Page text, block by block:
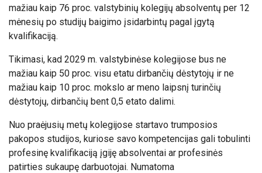
mažiau kaip 76 proc. valstybinių kolegijų absolventų per 12
mėnesių po studijų baigimo įsidarbintų pagal įgytą
kvalifikaciją.
Tikimasi, kad 2029 m. valstybinėse kolegijose bus ne
mažiau kaip 50 proc. visu etatu dirbančių dėstytojų ir ne
mažiau kaip 10 proc. mokslo ar meno laipsnį turinčių
dėstytojų, dirbančių bent 0,5 etato dalimi.
Nuo praėjusių metų kolegijose startavo trumposios
pakopos studijos, kuriose savo kompetencijas gali tobulinti
profesinę kvalifikaciją įgiję absolventai ar profesinės
patirties sukaupę darbuotojai. Numatoma